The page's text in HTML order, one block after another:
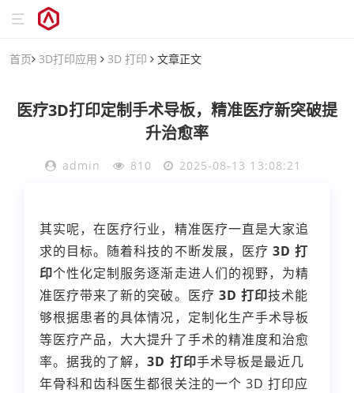
首页 3D打印应用 3D 打印 文章正文
医疗3D打印定制手术导板，精准医疗新突破提
升治愈率
admin 810 2025-08-13 13:08:21
其实呢，在医疗行业，精准医疗一直是大家追
求的目标。随着科技的不断发展，医疗 3D 打
印个性化定制服务逐渐走进人们的视野，为精
准医疗带来了新的突破。医疗 3D 打印技术能
够根据患者的具体情况，定制化生产手术导板
等医疗产品，大大提升了手术的精准度和治愈
率。据我的了解，3D 打印手术导板是最近几
年骨科和齿科医生都很关注的一个 3D 打印应